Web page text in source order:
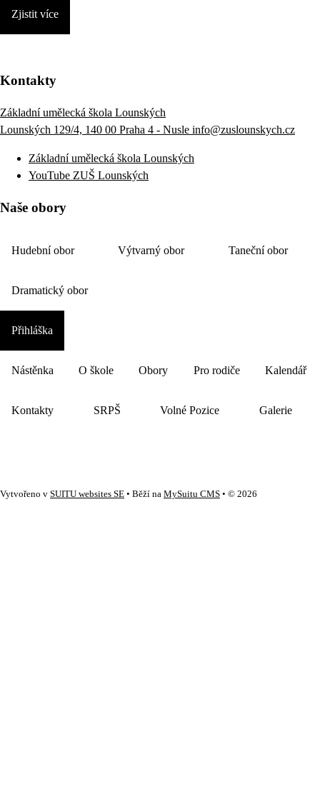
Zjistit více
Kontakty
Základní umělecká škola Lounských
Lounských 129/4, 140 00 Praha 4 - Nusle info@zuslounskych.cz
Základní umělecká škola Lounských
YouTube ZUŠ Lounských
Naše obory
Hudební obor Výtvarný obor Taneční obor
Dramatický obor
Přihláška
Nástěnka O škole Obory Pro rodiče Kalendář
Kontakty SRPŠ Volné Pozice Galerie
Vytvořeno v SUITU websites SE • Běží na MySuitu CMS • © 2026